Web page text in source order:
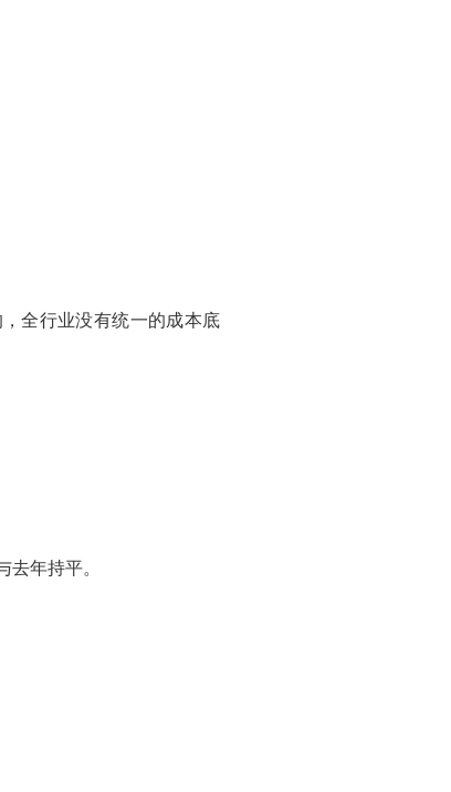
全行业没有统一的成本底
年持平。